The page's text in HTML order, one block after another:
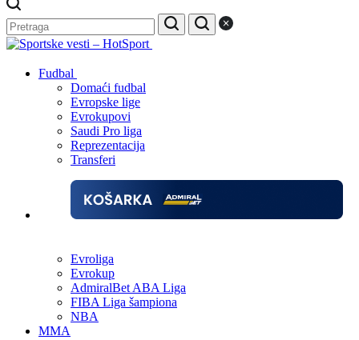
Fudbal
Domaći fudbal
Evropske lige
Evrokupovi
Saudi Pro liga
Reprezentacija
Transferi
Evroliga
Evrokup
AdmiralBet ABA Liga
FIBA Liga šampiona
NBA
MMA